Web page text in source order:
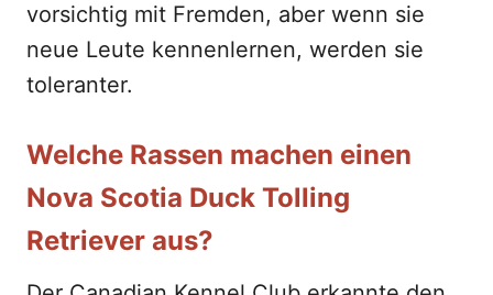
vorsichtig mit Fremden, aber wenn sie
neue Leute kennenlernen, werden sie
toleranter.
Welche Rassen machen einen
Nova Scotia Duck Tolling
Retriever aus?